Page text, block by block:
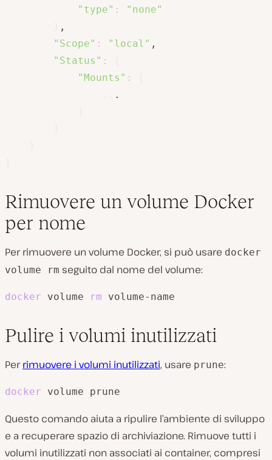
"type" :
"none"
,
"Scope" : "local" ,
"Status" :
"Mounts" :
.
Rimuovere un volume Docker
per nome
Per rimuovere un volume Docker, si può usare docker
volume rm seguito dal nome del volume:
docker volume rm volume-name
Pulire i volumi inutilizzati
Perrimuovere i volumi inutilizzati, usare prune:
docker volume prune
Questo comando aiuta a ripulire l’ambiente di sviluppo
e a recuperare spazio di archiviazione. Rimuove tutti i
volumi inutilizzati non associati ai container, compresi